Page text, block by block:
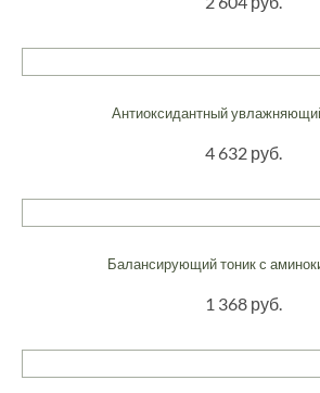
Антиоксидантный
4 632 руб.
Балансирующий тоник с
1 368 руб.